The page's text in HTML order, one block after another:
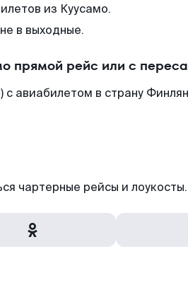
из Куусамо.
в выходные.
прямой рейс или с
авиабилетом в страну
чартерные рейсы и лоукосты.